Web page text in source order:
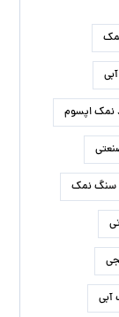
نمک اپسوم
سنگ نمک